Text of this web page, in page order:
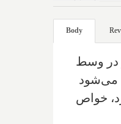
Body
در وسط
می‌شود
خواص